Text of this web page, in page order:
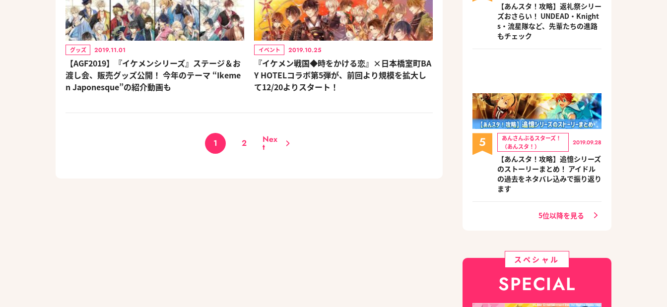
グッズ 2019.11.01
【AGF2019】『イケメンシリーズ』ステージ＆お
渡し会、販売グッズ公開！ 今年のテーマ “Ikeme
n Japonesque”の紹介動画も
イベント 2019.10.25
『イケメン戦国◆時をかける恋』×日本橋室町BA
Y HOTELコラボ第5弾が、前回より規模を拡大し
て12/20よりスタート！
1 2 Nex
t
【あんスタ！攻略】返礼祭シリー
ズおさらい！ UNDEAD・Knight
s・流星隊など、先輩たちの進路
もチェック
5
あんさんぶるスターズ！
（あんスタ！）
2019.09.28
【あんスタ！攻略】追憶シリーズ
のストーリーまとめ！ アイドル
の過去をネタバレ込みで振り返り
ます
5位以降を見る
スペシャル
SPECIAL